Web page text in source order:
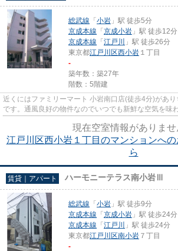
総武線 「 小岩 」駅 徒歩5分
京成本線 「 京成小岩 」駅 徒歩12分
京成本線 「 江戸川
」駅 徒歩26分
東京都江戸川区西小岩 １丁目
-
築年数：築27年
階数：5階建
近くにはファミリーマート 小岩南口店(徒歩4分)があ
です。通風良好の物件なのでいつでも新鮮な空気を味
現在空室情報がありませ
江戸川区西小岩１丁目のマンションへ
ら
賃貸｜アパート ハーモニーテラス南小岩Ⅲ
総武線 「 小岩 」駅 徒歩9分
京成本線 「 京成小岩 」駅 徒歩24分
京成本線 「 江戸川
」駅 徒歩24分
東京都江戸川区南小岩 ７丁目
-